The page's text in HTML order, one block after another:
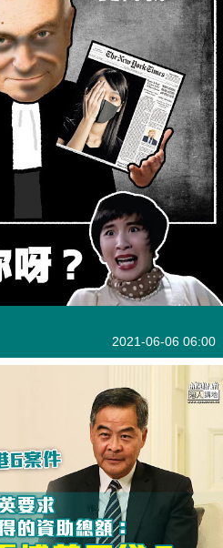
2021-06-06 06:00